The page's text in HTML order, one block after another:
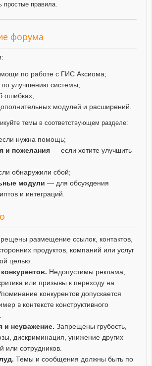
простые правила.
форума
по работе с ГИС Аксиома;
улучшению системы;
ошибках;
модулей и расширений.
темы в соответствующем разделе:
нужна помощь;
и пожелания — если хотите улучшить
обнаружили сбой;
модули — для обсуждения
и интеграций.
размещение ссылок, контактов,
продуктов, компаний или услуг
целью.
Недопустимы реклама,
или призывы к переходу на
конкурентов допускается
в контексте конструктивного
и неуважение. Запрещены грубость,
дискриминация, унижение других
или сотрудников.
Темы и сообщения должны быть по